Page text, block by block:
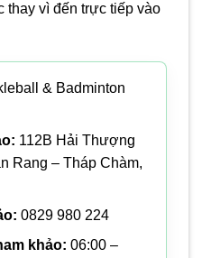
thay vì đến trực tiếp vào
& Badminton
112B Hải Thượng
Rang – Tháp Chàm,
0829 980 224
khảo: 06:00 –